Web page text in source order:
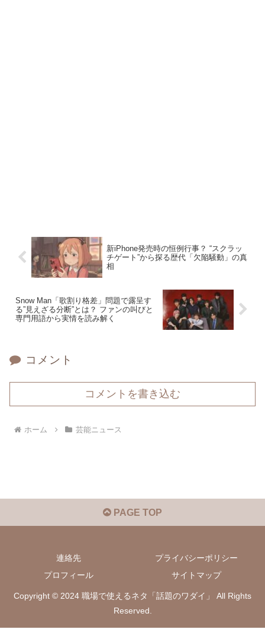
新iPhone発売時の恒例行事？ “スクラッ
チゲート”から探る歴代「欠陥騒動」の真
相
Snow Man「歌割り格差」問題で露呈す
る”見えざる分断”とは？ ファンの叫びと
専門用語から実情を読み解く
コメント
コメントを書き込む
ホーム 芸能ニュース
PAGE TOP
連絡先
プライバシーポリシー
プロフィール
サイトマップ
Copyright © 2024 職場で使えるネタ「話題のワダイ」 All Rights
Reserved.